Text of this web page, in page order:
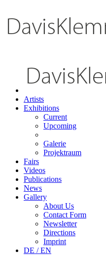
Artists
Exhibitions
Current
Upcoming
Galerie
Projektraum
Fairs
Videos
Publications
News
Gallery
About Us
Contact Form
Newsletter
Directions
Imprint
DE / EN